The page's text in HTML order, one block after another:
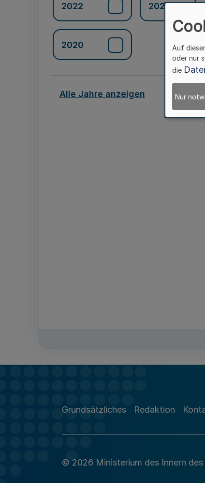
2022 2021
2020
Alle Jahre anzeigen
Grundsätzliches Redaktion
© 2026 Ministerium des Innern
Auf
oder nur
die
Nur